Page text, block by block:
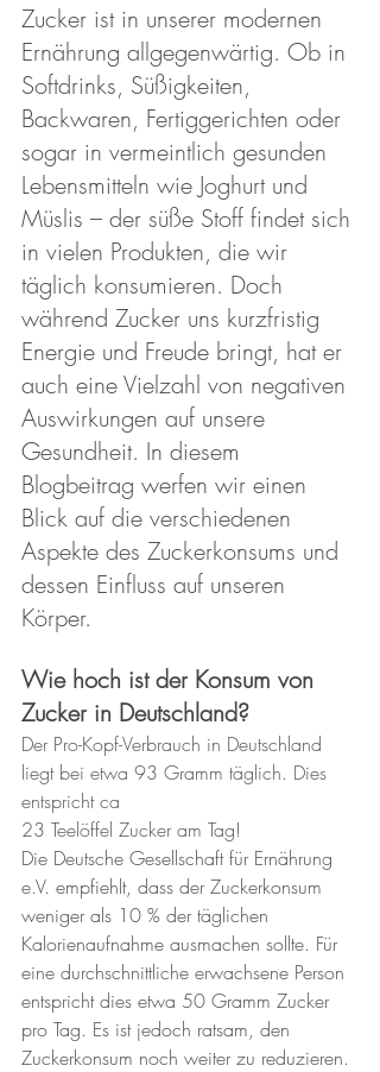
Zucker ist in unserer modernen
Ernährung allgegenwärtig. Ob in
Softdrinks, Süßigkeiten,
Backwaren, Fertiggerichten oder
sogar in vermeintlich gesunden
Lebensmitteln wie Joghurt und
Müslis – der süße Stoff findet sich
in vielen Produkten, die wir
täglich konsumieren. Doch
während Zucker uns kurzfristig
Energie und Freude bringt, hat er
auch eine Vielzahl von negativen
Auswirkungen auf unsere
Gesundheit. In diesem
Blogbeitrag werfen wir einen
Blick auf die verschiedenen
Aspekte des Zuckerkonsums und
dessen Einfluss auf unseren
Körper.
Wie hoch ist der Konsum von
Zucker in Deutschland?
Der Pro-Kopf-Verbrauch in Deutschland
liegt bei etwa 93 Gramm täglich. Dies
entspricht ca
23 Teelöffel Zucker am Tag!
Die Deutsche Gesellschaft für Ernährung
e.V. empfiehlt, dass der Zuckerkonsum
weniger als 10 % der täglichen
Kalorienaufnahme ausmachen sollte. Für
eine durchschnittliche erwachsene Person
entspricht dies etwa 50 Gramm Zucker
pro Tag. Es ist jedoch ratsam, den
Zuckerkonsum noch weiter zu reduzieren.